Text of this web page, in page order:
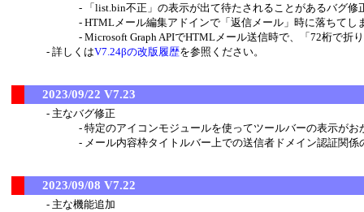
「list.bin不正」の表示が出て待たされることがあるバグ修
HTMLメール編集アドインで「返信メール」時に落ちて
Microsoft Graph APIでHTMLメール送信時で、「72桁で折
詳しくはV7.24βの改版履歴を参照ください。
2023/09/22 V7.23
主なバグ修正
特定のアイコンモジュールを使ってツールバーの表示が
メール内容枠タイトルバー上での送信者ドメイン認証関
2023/09/08 V7.22
主な機能追加